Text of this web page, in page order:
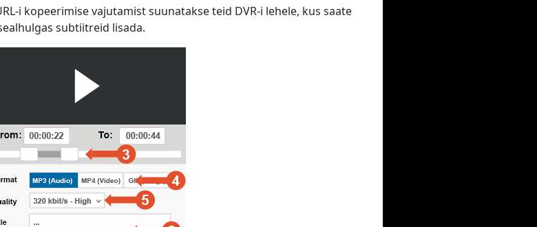
i kopeerimise vajutamist suunatakse teid DVR-i lehele, kus saate
subtiitreid lisada.